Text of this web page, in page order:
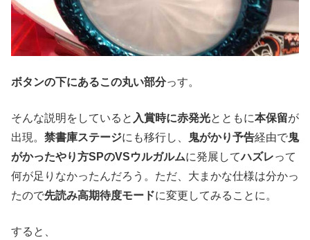
ボタンの下にあるこの丸い部分っす。
そんな説明をしていると 入賞時に赤発光とともに本保留が
出現。 禁書庫ステージにも移行し、 鬼がかり予告経由で鬼
がかったやり方SPのVSウルガルムに発展してハズレって
何が足りなかったんだろう。ただ、大まかな仕様は分かっ
たので先読み高期待度モードに変更してみることに。
すると、